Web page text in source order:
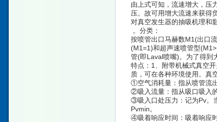
由上式可知，流速增大，压
压。故可用增大流速来获得
对真空发生器的抽吸机理和
。分类：
按喷管出口马赫数M1(出口
(M1=1)和超声速喷管型
管(即Laval喷嘴)。为了得到
特点： 1、附带机械式真空
质，可在各种环境使用。真
①空气消耗量：指从喷管流
②吸入流量：指从吸口吸入
③吸入口处压力：记为Pv。
Pvmin。
④吸着响应时间：吸着响应